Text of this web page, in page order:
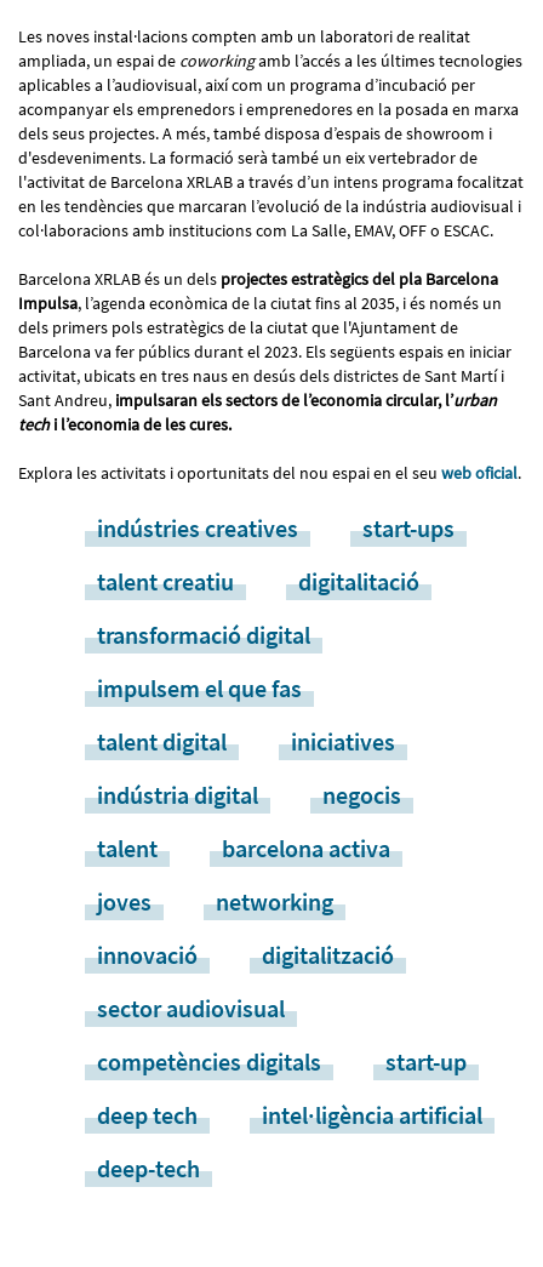
Les noves instal·lacions compten amb un laboratori de realitat
ampliada, un espai de coworkingamb l’accés a les últimes tecnologies
aplicables a l’audiovisual, així com un programa d’incubació per
acompanyar els emprenedors i emprenedores en la posada en marxa
dels seus projectes. A més, també disposa d’espais de showroom i
d'esdeveniments. La formació serà també un eix vertebrador de
l'activitat de Barcelona XRLAB a través d’un intens programa focalitzat
en les tendències que marcaran l’evolució de la indústria audiovisual i
col·laboracions amb institucions com La Salle, EMAV, OFF o ESCAC.
Barcelona XRLAB és un dels projectes estratègics del pla Barcelona
Impulsa, l’agenda econòmica de la ciutat fins al 2035, i és només un
dels primers pols estratègics de la ciutat que l'Ajuntament de
Barcelona va fer públics durant el 2023. Els següents espais en iniciar
activitat, ubicats en tres naus en desús dels districtes de Sant Martí i
Sant Andreu, impulsaran els sectors de l’economia circular, l’urban
techi l’economia de les cures.
Explora les activitats i oportunitats del nou espai en el seu web oficial.
indústries creatives
start-ups
talent creatiu
digitalitació
transformació digital
impulsem el que fas
talent digital
iniciatives
indústria digital
negocis
talent
barcelona activa
joves
networking
innovació
digitalització
sector audiovisual
competències digitals
start-up
deep tech
intel·ligència artificial
deep-tech